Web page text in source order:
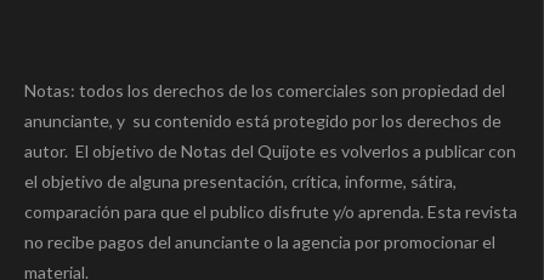
Notas: todos los derechos de los comerciales son propiedad del
anunciante, y su contenido está protegido por los derechos de
autor. El objetivo de Notas del Quijote es volverlos a publicar con
el objetivo de alguna presentación, crítica, informe, sátira,
comparación para que el publico disfrute y/o aprenda. Esta revista
no recibe pagos del anunciante o la agencia por promocionar el
material.